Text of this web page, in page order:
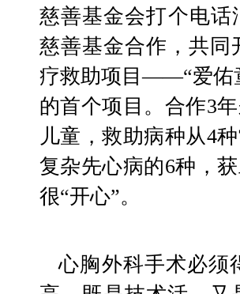
慈善基金会打个电话
慈善基金合作，共同
疗救助项目——“爱佑
的首个项目。合作3
儿童，救助病种从4
复杂先心病的6种，
很“开心”。
   心胸外科手术必须得全程站着，有时还需要踩凳子站